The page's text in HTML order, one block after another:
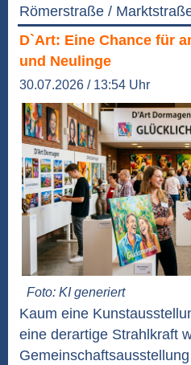
Römerstraße /
D`Art: Eine Chance für
und Neulinge
30.07.2026 / 13:54 Uhr
Foto: KI generiert
Kaum eine
eine derartige Strahlkraft